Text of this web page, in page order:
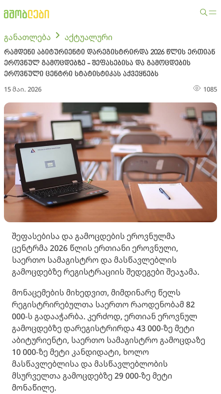
განათლება აქტუალური
რამდენი აბიტურიენტი დარეგისტრირდა 2026 წლის ერთიან
ეროვნულ გამოცდებზე - შეფასებისა და გამოცდების
ეროვნული ცენტრი სტატისტიკას აქვეყნებს
15 მაი. 2026 1085
შეფასებისა და გამოცდების ეროვნულმა
ცენტრმა 2026 წლის ერთიანი ეროვნული,
საერთო სამაგისტრო და მასწავლებლის
გამოცდებზე რეგისტრაციის შედეგები შეაჯამა.
მონაცემების მიხედვით, მიმდინარე წელს
რეგისტრირებულთა საერთო რაოდენობამ 82
000-ს გადააჭარბა. კერძოდ, ერთიან ეროვნულ
გამოცდებზე დარეგისტრირდა 43 000-ზე მეტი
აბიტურიენტი, საერთო სამაგისტრო გამოცდაზე
10 000-ზე მეტი კანდიდატი, ხოლო
მასწავლებლისა და მასწავლებლობის
მსურველთა გამოცდებზე 29 000-ზე მეტი
მონაწილე.